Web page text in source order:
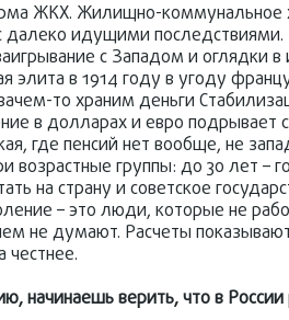
ЖКХ. Жилищно-коммунальное
идущими последствиями.
с Западом и
элита в 1914 году в угоду
то храним деньги
в долларах и евро подрывает
где пенсий нет вообще, не
возрастные группы: до 30 лет –
на страну и советское
– это люди, которые не
не думают. Расчеты
честнее.
начинаешь верить, что в